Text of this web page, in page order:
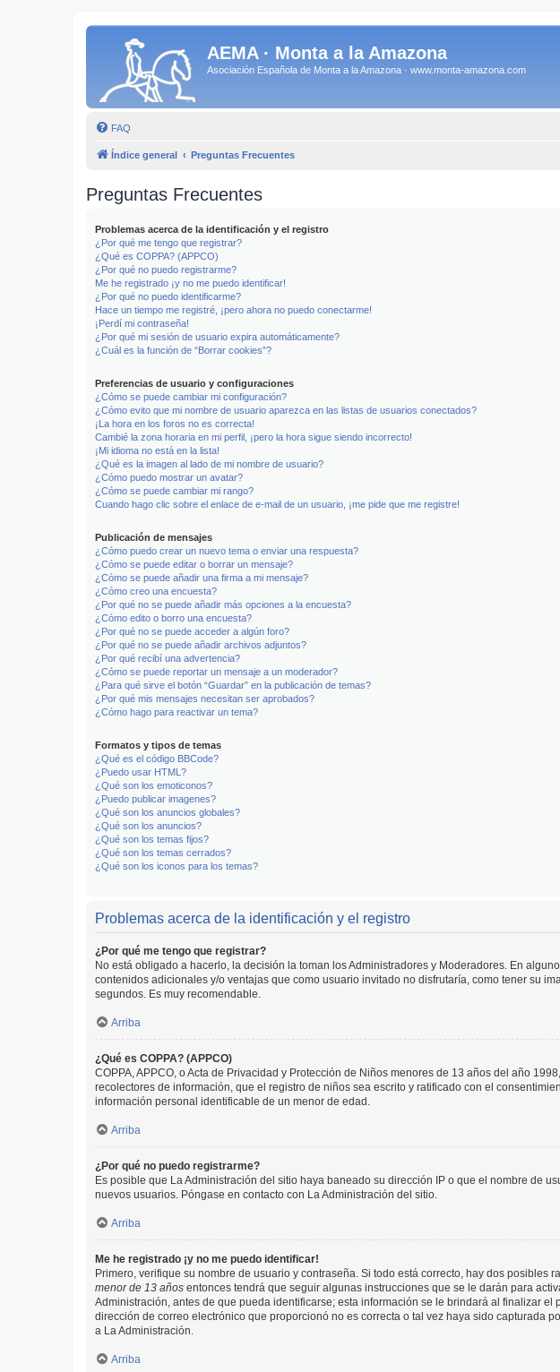
AEMA · Monta a la Amazona
Asociación Española de Monta a la Amazona · www.monta-amazona.com
FAQ
Índice general Preguntas Frecuentes
Preguntas Frecuentes
Problemas acerca de la identificación y el registro
¿Por qué me tengo que registrar?
¿Qué es COPPA? (APPCO)
¿Por qué no puedo registrarme?
Me he registrado ¡y no me puedo identificar!
¿Por qué no puedo identificarme?
Hace un tiempo me registré, ¡pero ahora no puedo conectarme!
¡Perdí mi contraseña!
¿Por qué mi sesión de usuario expira automáticamente?
¿Cuál es la función de “Borrar cookies”?
Preferencias de usuario y configuraciones
¿Cómo se puede cambiar mi configuración?
¿Cómo evito que mi nombre de usuario aparezca en las listas de usuarios conectados?
¡La hora en los foros no es correcta!
Cambié la zona horaria en mi perfil, ¡pero la hora sigue siendo incorrecto!
¡Mi idioma no está en la lista!
¿Qué es la imagen al lado de mi nombre de usuario?
¿Cómo puedo mostrar un avatar?
¿Cómo se puede cambiar mi rango?
Cuando hago clic sobre el enlace de e-mail de un usuario, ¡me pide que me registre!
Publicación de mensajes
¿Cómo puedo crear un nuevo tema o enviar una respuesta?
¿Cómo se puede editar o borrar un mensaje?
¿Cómo se puede añadir una firma a mi mensaje?
¿Cómo creo una encuesta?
¿Por qué no se puede añadir más opciones a la encuesta?
¿Cómo edito o borro una encuesta?
¿Por qué no se puede acceder a algún foro?
¿Por qué no se puede añadir archivos adjuntos?
¿Por qué recibí una advertencia?
¿Cómo se puede reportar un mensaje a un moderador?
¿Para qué sirve el botón “Guardar” en la publicación de temas?
¿Por qué mis mensajes necesitan ser aprobados?
¿Cómo hago para reactivar un tema?
Formatos y tipos de temas
¿Qué es el código BBCode?
¿Puedo usar HTML?
¿Qué son los emoticonos?
¿Puedo publicar imagenes?
¿Qué son los anuncios globales?
¿Qué son los anuncios?
¿Qué son los temas fijos?
¿Qué son los temas cerrados?
¿Qué son los iconos para los temas?
Problemas acerca de la identificación y el registro
¿Por qué me tengo que registrar?
No está obligado a hacerlo, la decisión la toman los Administradores y Moderadores. En
contenidos adicionales y/o ventajas que como usuario invitado no disfrutaría, como tener su
segundos. Es muy recomendable.
Arriba
¿Qué es COPPA? (APPCO)
COPPA, APPCO, o Acta de Privacidad y Protección de Niños menores de 13 años del año
recolectores de información, que el registro de niños sea escrito y ratificado con el
información personal identificable de un menor de edad.
Arriba
¿Por qué no puedo registrarme?
Es posible que La Administración del sitio haya baneado su dirección IP o que el nombre de
nuevos usuarios. Póngase en contacto con La Administración del sitio.
Arriba
Me he registrado ¡y no me puedo identificar!
Primero, verifique su nombre de usuario y contraseña. Si todo está correcto, hay dos
menor de 13 años entonces tendrá que seguir algunas instrucciones que se le darán para
Administración, antes de que pueda identificarse; esta información se le brindará al finalizar
dirección de correo electrónico que proporcionó no es correcta o tal vez haya sido capturada
a La Administración.
Arriba